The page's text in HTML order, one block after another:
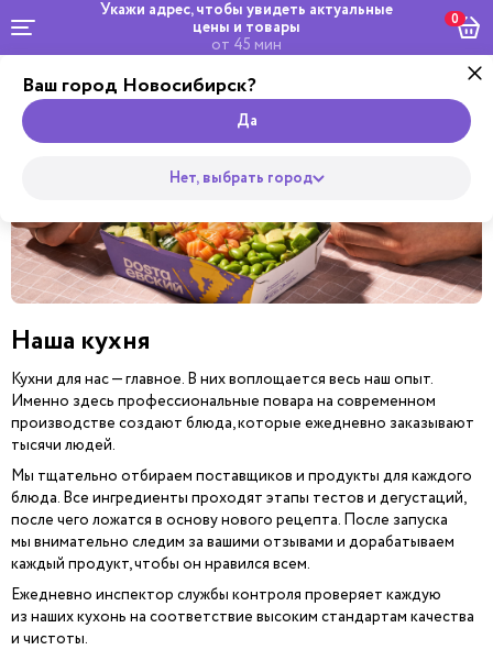
Укажи адрес, чтобы увидеть актуальные
цены и товары
от 45 мин
Ваш город Новосибирск?
Да
Нет, выбрать город
0
Главная
Наша кухня
Кухни для нас — главное. В них воплощается весь наш опыт.
Именно здесь профессиональные повара на современном
производстве создают блюда, которые ежедневно заказывают
тысячи людей.
Мы тщательно отбираем поставщиков и продукты для каждого
блюда. Все ингредиенты проходят этапы тестов и дегустаций,
после чего ложатся в основу нового рецепта. После запуска
мы внимательно следим за вашими отзывами и дорабатываем
каждый продукт, чтобы он нравился всем.
Ежедневно инспектор службы контроля проверяет каждую
из наших кухонь на соответствие высоким стандартам качества
и чистоты.